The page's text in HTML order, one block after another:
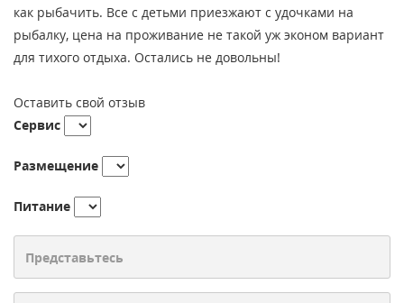
как рыбачить. Все с детьми приезжают с удочками на
рыбалку, цена на проживание не такой уж эконом вариант
для тихого отдыха. Остались не довольны!
Оставить свой отзыв
Сервис
Размещение
Питание